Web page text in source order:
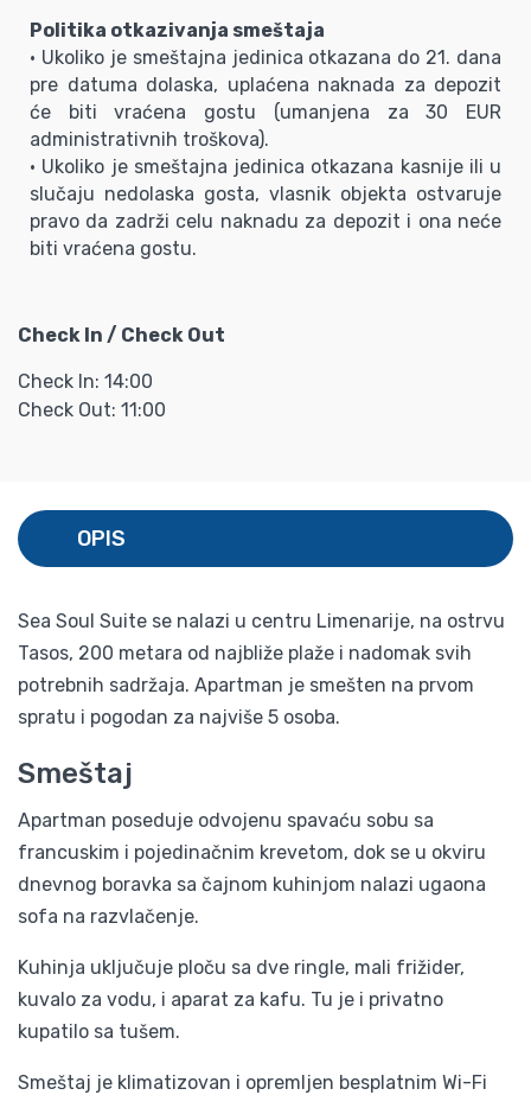
Politika otkazivanja smeštaja
• Ukoliko je smeštajna jedinica otkazana do 21. dana
pre datuma dolaska, uplaćena naknada za depozit
će biti vraćena gostu (umanjena za 30 EUR
administrativnih troškova).
• Ukoliko je smeštajna jedinica otkazana kasnije ili u
slučaju nedolaska gosta, vlasnik objekta ostvaruje
pravo da zadrži celu naknadu za depozit i ona neće
biti vraćena gostu.
Check In / Check Out
Check In: 14:00
Check Out: 11:00
OPIS
Sea Soul Suite se nalazi u centru Limenarije, na ostrvu
Tasos, 200 metara od najbliže plaže i nadomak svih
potrebnih sadržaja. Apartman je smešten na prvom
spratu i pogodan za najviše 5 osoba.
Smeštaj
Apartman poseduje odvojenu spavaću sobu sa
francuskim i pojedinačnim krevetom, dok se u okviru
dnevnog boravka sa čajnom kuhinjom nalazi ugaona
sofa na razvlačenje.
Kuhinja uključuje ploču sa dve ringle, mali frižider,
kuvalo za vodu, i aparat za kafu. Tu je i privatno
kupatilo sa tušem.
Smeštaj je klimatizovan i opremljen besplatnim Wi-Fi